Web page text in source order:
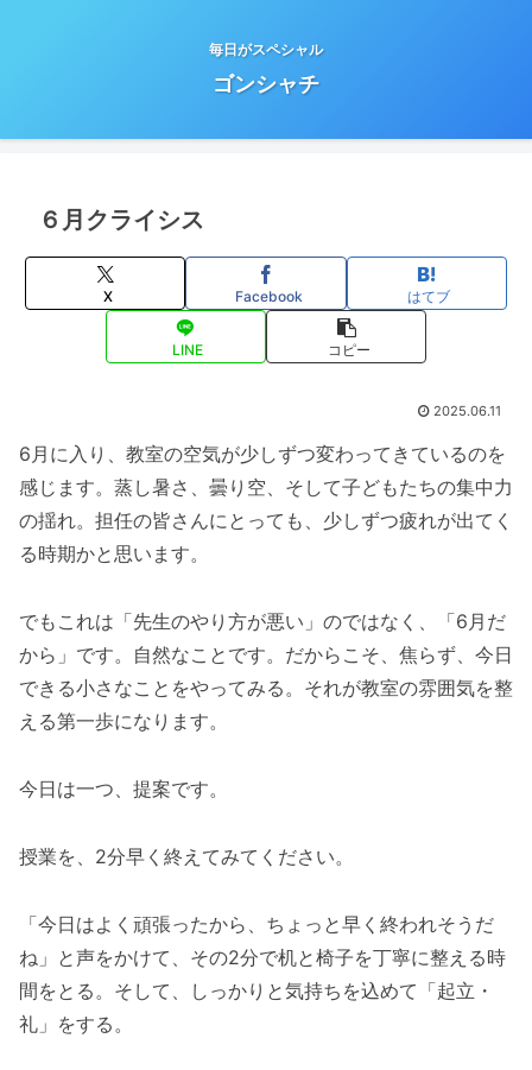
毎日がスペシャル
ゴンシャチ
６月クライシス
X Facebook はてブ
LINE コピー
2025.06.11
6月に入り、教室の空気が少しずつ変わってきているのを
感じます。蒸し暑さ、曇り空、そして子どもたちの集中力
の揺れ。担任の皆さんにとっても、少しずつ疲れが出てく
る時期かと思います。
でもこれは「先生のやり方が悪い」のではなく、「6月だ
から」です。自然なことです。だからこそ、焦らず、今日
できる小さなことをやってみる。それが教室の雰囲気を整
える第一歩になります。
今日は一つ、提案です。
授業を、2分早く終えてみてください。
「今日はよく頑張ったから、ちょっと早く終われそうだ
ね」と声をかけて、その2分で机と椅子を丁寧に整える時
間をとる。そして、しっかりと気持ちを込めて「起立・
礼」をする。